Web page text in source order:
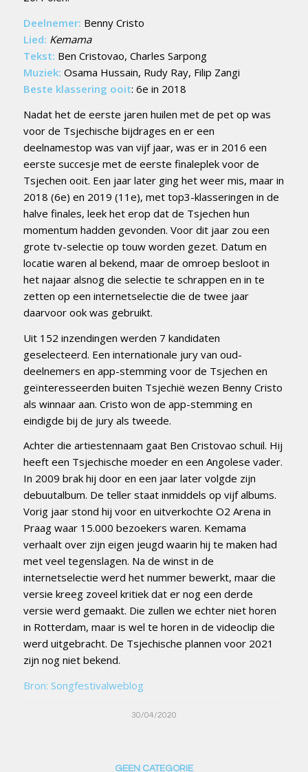
Deelnemer: Benny Cristo
Lied: Kemama
Tekst: Ben Cristovao, Charles Sarpong
Muziek: Osama Hussain, Rudy Ray, Filip Zangi
Beste klassering ooit: 6e in 2018
Nadat het de eerste jaren huilen met de pet op was
voor de Tsjechische bijdrages en er een
deelnamestop was van vijf jaar, was er in 2016 een
eerste succesje met de eerste finaleplek voor de
Tsjechen ooit. Een jaar later ging het weer mis, maar in
2018 (6e) en 2019 (11e), met top3-klasseringen in de
halve finales, leek het erop dat de Tsjechen hun
momentum hadden gevonden. Voor dit jaar zou een
grote tv-selectie op touw worden gezet. Datum en
locatie waren al bekend, maar de omroep besloot in
het najaar alsnog die selectie te schrappen en in te
zetten op een internetselectie die de twee jaar
daarvoor ook was gebruikt.
Uit 152 inzendingen werden 7 kandidaten
geselecteerd. Een internationale jury van oud-
deelnemers en app-stemming voor de Tsjechen en
geïnteresseerden buiten Tsjechië wezen Benny Cristo
als winnaar aan. Cristo won de app-stemming en
eindigde bij de jury als tweede.
Achter die artiestennaam gaat Ben Cristovao schuil. Hij
heeft een Tsjechische moeder en een Angolese vader.
In 2009 brak hij door en een jaar later volgde zijn
debuutalbum. De teller staat inmiddels op vijf albums.
Vorig jaar stond hij voor en uitverkochte O2 Arena in
Praag waar 15.000 bezoekers waren. Kemama
verhaalt over zijn eigen jeugd waarin hij te maken had
met veel tegenslagen. Na de winst in de
internetselectie werd het nummer bewerkt, maar die
versie kreeg zoveel kritiek dat er nog een derde
versie werd gemaakt. Die zullen we echter niet horen
in Rotterdam, maar is wel te horen in de videoclip die
werd uitgebracht. De Tsjechische plannen voor 2021
zijn nog niet bekend.
Bron: Songfestivalweblog
30/04/2020
GEEN CATEGORIE